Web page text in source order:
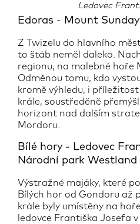
Ledovec
Edoras - Mount Sunday
Z Twizelu do hlavního
to štáb neměl daleko.
regionu, na malebné hoře
Odměnou tomu, kdo
kromě výhledu, i
krále, soustředěně
horizont nad dalším
Mordoru.
Bílé hory - Ledovec
Národní park Westland
Výstražné majáky, které
Bílých hor od Gondoru až
krále byly umístěny na
ledovce Františka Josefa